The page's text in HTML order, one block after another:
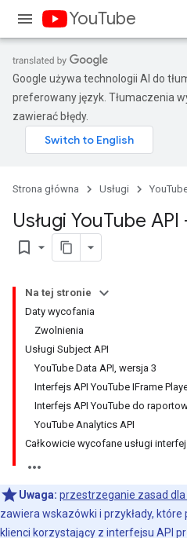
YouTube
Google używa technologii AI do
preferowany język. Tłumaczenia
zawierać błędy.
Strona główna Usługi
Usługi YouTube API
bookmark_border
Na tej stronie
Daty wycofania
Zwolnienia
Usługi Subject API
YouTube Data API, wersja 3
Interfejs API YouTube IFrame
Interfejs API YouTube do
YouTube Analytics API
Całkowicie wycofane usługi
Uwaga: przestrzeganie zasad
zawiera wskazówki i przykłady,
klienci korzystający z interfejsu API